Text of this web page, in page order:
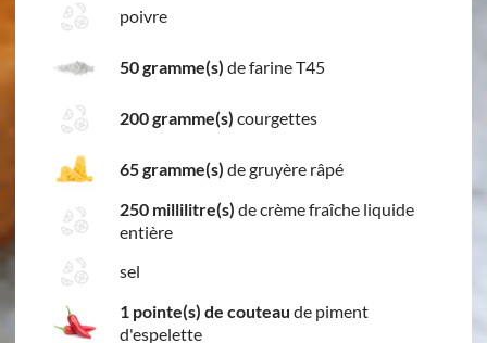
poivre
50 gramme(s) de farine T45
200 gramme(s) courgettes
65 gramme(s) de gruyère râpé
250 millilitre(s) de crème fraîche liquide
entière
sel
1 pointe(s) de couteau de piment
d'espelette